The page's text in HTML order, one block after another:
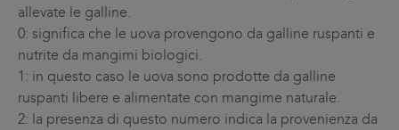
allevate le galline.
0: significa che le uova provengono da galline ruspanti e
nutrite da mangimi biologici.
1: in questo caso le uova sono prodotte da galline
ruspanti libere e alimentate con mangime naturale.
2: la presenza di questo numero indica la provenienza da